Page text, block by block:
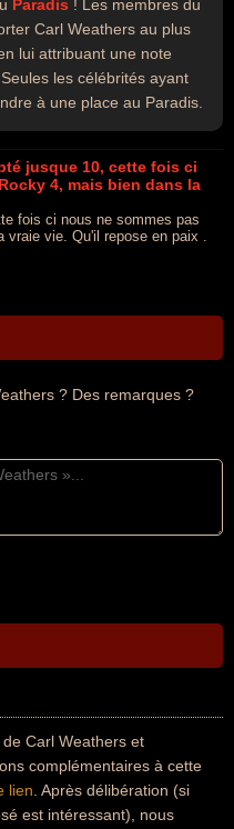
Paradis ! Les membres du
Carl Weathers au plus
lui attribuant une note
. Seules les célébrités ayant
à une place au Paradis.
jusque 10, cette fois ci
4, mais bien dans la
fois ci nous ne sommes pas
vraie vie. Qu'il repose en paix .
? Des remarques ?
Carl Weathers et
complémentaires à cette
lien . Après délibération (si
est intéressant), nous